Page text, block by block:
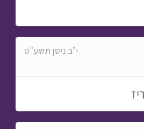
י"ב ניסן תשע"ט